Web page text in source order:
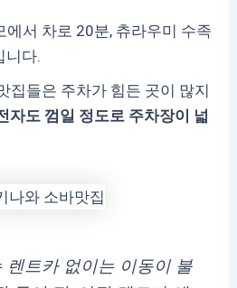
에서 차로 20분, 츄라우미 수족
니다.
집들은 주차가 힘든 곳이 많지
자도 껌일 정도로 주차장이 넓
렌트카 없이는 이동이 불